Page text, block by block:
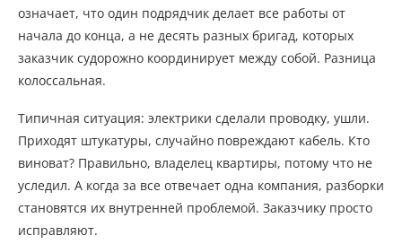
означает, что один подрядчик делает все работы от
начала до конца, а не десять разных бригад, которых
заказчик судорожно координирует между собой. Разница
колоссальная.
Типичная ситуация: электрики сделали проводку, ушли.
Приходят штукатуры, случайно повреждают кабель. Кто
виноват? Правильно, владелец квартиры, потому что не
уследил. А когда за все отвечает одна компания, разборки
становятся их внутренней проблемой. Заказчику просто
исправляют.